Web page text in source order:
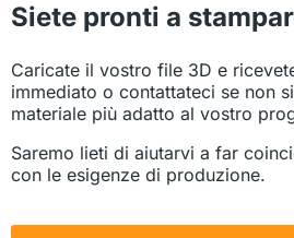
Siete pronti a
Caricate il vostro file 3D e
immediato o contattateci se non
materiale più adatto al vostro
Saremo lieti di aiutarvi a far
con le esigenze di produzione.